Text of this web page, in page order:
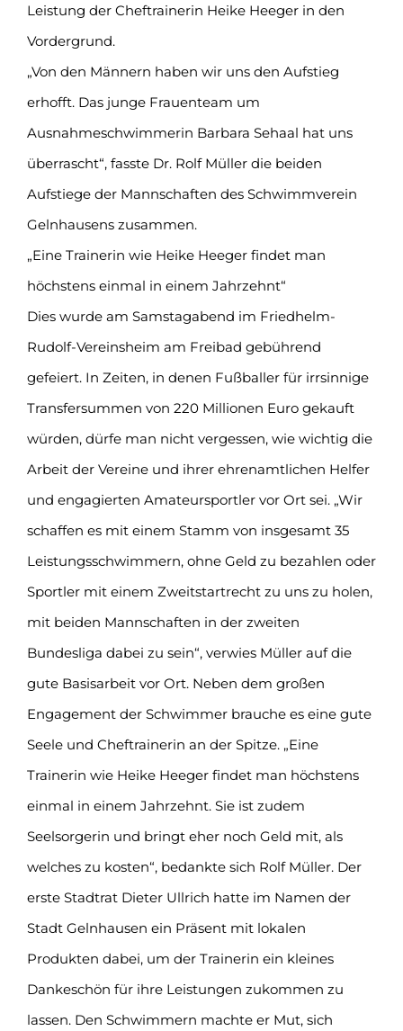
Leistung der Cheftrainerin Heike Heeger in den
Vordergrund.
„Von den Männern haben wir uns den Aufstieg
erhofft. Das junge Frauenteam um
Ausnahmeschwimmerin Barbara Sehaal hat uns
überrascht“, fasste Dr. Rolf Müller die beiden
Aufstiege der Mannschaften des Schwimmverein
Gelnhausens zusammen.
„Eine Trainerin wie Heike Heeger findet man
höchstens einmal in einem Jahrzehnt“
Dies wurde am Samstagabend im Friedhelm-
Rudolf-Vereinsheim am Freibad gebührend
gefeiert. In Zeiten, in denen Fußballer für irrsinnige
Transfersummen von 220 Millionen Euro gekauft
würden, dürfe man nicht vergessen, wie wichtig die
Arbeit der Vereine und ihrer ehrenamtlichen Helfer
und engagierten Amateursportler vor Ort sei. „Wir
schaffen es mit einem Stamm von insgesamt 35
Leistungsschwimmern, ohne Geld zu bezahlen oder
Sportler mit einem Zweitstartrecht zu uns zu holen,
mit beiden Mannschaften in der zweiten
Bundesliga dabei zu sein“, verwies Müller auf die
gute Basisarbeit vor Ort. Neben dem großen
Engagement der Schwimmer brauche es eine gute
Seele und Cheftrainerin an der Spitze. „Eine
Trainerin wie Heike Heeger findet man höchstens
einmal in einem Jahrzehnt. Sie ist zudem
Seelsorgerin und bringt eher noch Geld mit, als
welches zu kosten“, bedankte sich Rolf Müller. Der
erste Stadtrat Dieter Ullrich hatte im Namen der
Stadt Gelnhausen ein Präsent mit lokalen
Produkten dabei, um der Trainerin ein kleines
Dankeschön für ihre Leistungen zukommen zu
lassen. Den Schwimmern machte er Mut, sich